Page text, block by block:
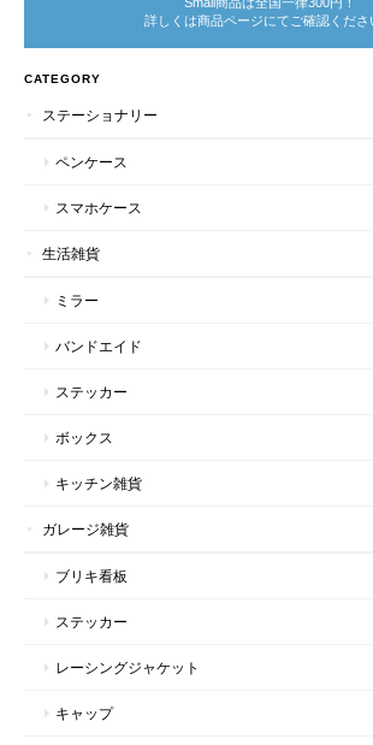
詳しくは商品ページにてご確認くださ
CATEGORY
ステーショナリー
ペンケース
スマホケース
生活雑貨
ミラー
バンドエイド
ステッカー
ボックス
キッチン雑貨
ガレージ雑貨
ブリキ看板
ステッカー
レーシングジャケット
キャップ